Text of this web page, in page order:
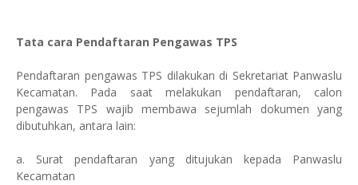
Tata cara Pendaftaran Pengawas TPS
Pendaftaran pengawas TPS dilakukan di Sekretariat Panwaslu
Kecamatan. Pada saat melakukan pendaftaran, calon
pengawas TPS wajib membawa sejumlah dokumen yang
dibutuhkan, antara lain:
a. Surat pendaftaran yang ditujukan kepada Panwaslu
Kecamatan